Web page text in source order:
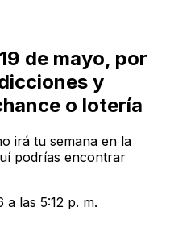
de mayo, por
y
o lotería
irá tu semana en la
podrías encontrar
a las 5:12 p. m.